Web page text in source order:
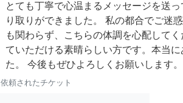
とても丁寧で心温まるメッセージを送
り取りができました。 私の都合でご迷
も関わらず、こちらの体調を心配して
ていただける素晴らしい方です。本当
た。 今後もぜひよろしくお願いします。
依頼されたチケット